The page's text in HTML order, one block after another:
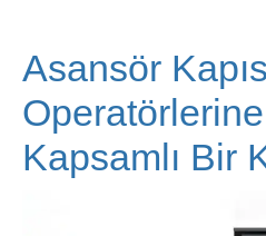
Asansör
Kapsamlı Bir